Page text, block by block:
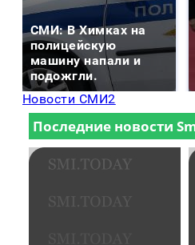
СМИ: В Химках на
полицейскую
машину напали и
подожгли.
Новости СМИ2